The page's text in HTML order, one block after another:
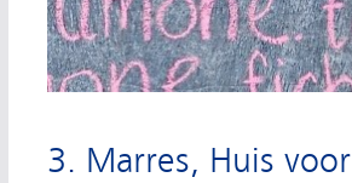
3. Marres, Huis voor